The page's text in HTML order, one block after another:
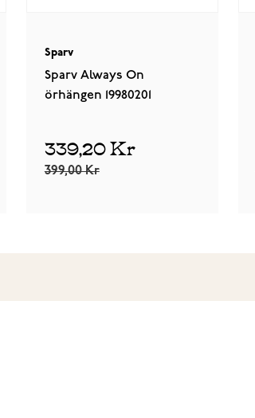
Sparv
Sparv Always On
örhängen 19980201
339,20 Kr
399,00 Kr